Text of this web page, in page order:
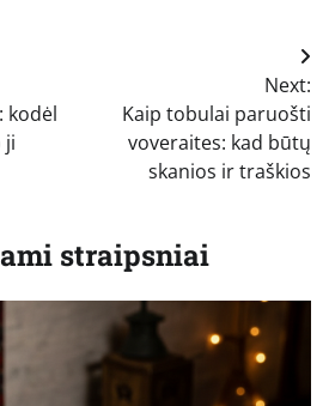
kodėl
ji
Next:
Kaip tobulai paruošti
voveraites: kad būtų
skanios ir traškios
straipsniai